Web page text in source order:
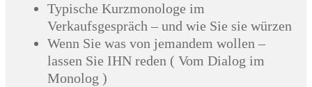
Typische Kurzmonologe im
Verkaufsgespräch – und wie Sie sie würzen
Wenn Sie was von jemandem wollen –
lassen Sie IHN reden ( Vom Dialog im
Monolog )